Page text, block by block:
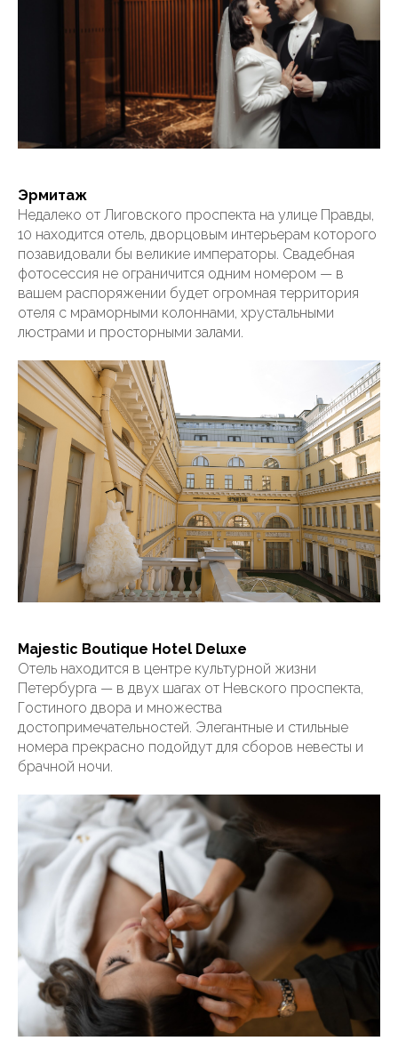
Эрмитаж
Недалеко от Лиговского проспекта на улице Правды,
10 находится отель, дворцовым интерьерам которого
позавидовали бы великие императоры. Свадебная
фотосессия не ограничится одним номером — в
вашем распоряжении будет огромная территория
отеля с мраморными колоннами, хрустальными
люстрами и просторными залами.
Majestic Boutique Hotel Deluxe
Отель находится в центре культурной жизни
Петербурга — в двух шагах от Невского проспекта,
Гостиного двора и множества
достопримечательностей. Элегантные и стильные
номера прекрасно подойдут для сборов невесты и
брачной ночи.